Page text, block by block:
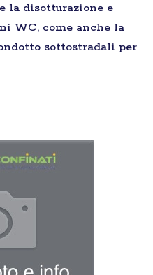
la disotturazione e
WC, come anche la
sottostradali per